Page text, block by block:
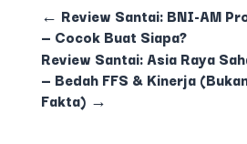
← Review Santai: BNI-AM
— Cocok Buat Siapa?
Review Santai: Asia Raya
— Bedah FFS & Kinerja
Fakta) →